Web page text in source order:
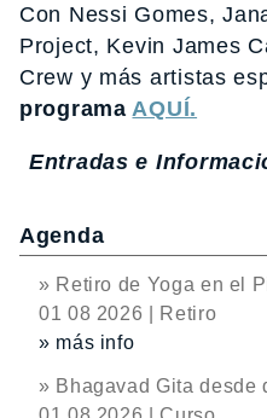
Con Nessi Gomes,
Project, Kevin James
Crew y más artistas
programa AQUÍ.
Entradas e
Agenda
» Retiro de Yoga en el
01 08 2026 | Retiro
» más info
» Bhagavad Gita desde